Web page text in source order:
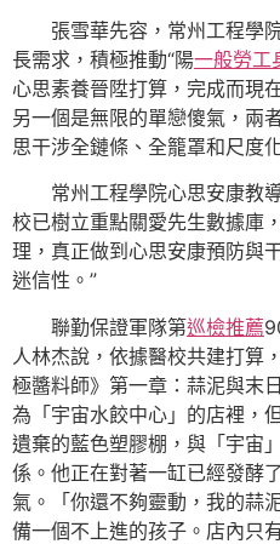
張雪華先容，常州工程學
長需求，積極推動“陽一般勞工
心思素養晉陞打算，完成而現
另一個是無限的單戀傻氣，兩
思干涉全鏈條、全籠罩和尺度
常州工程學院心思安康教
校已樹立重點關愛先生數據庫
理，真正做到心思安康預防與
迷信性。”
聯勤保證軍隊第巡檢推薦
人林杰說，依據醫校共建打算
極醬料師》第一章：蒜泥與末
為「宇宙水餃中心」的店裡，
遺棄的藍色塑膠棚，與「宇宙
係。他正在對著一缸已經發酵
氣。「你還不夠靈動，我的蒜
備一個不上進的孩子。店內只